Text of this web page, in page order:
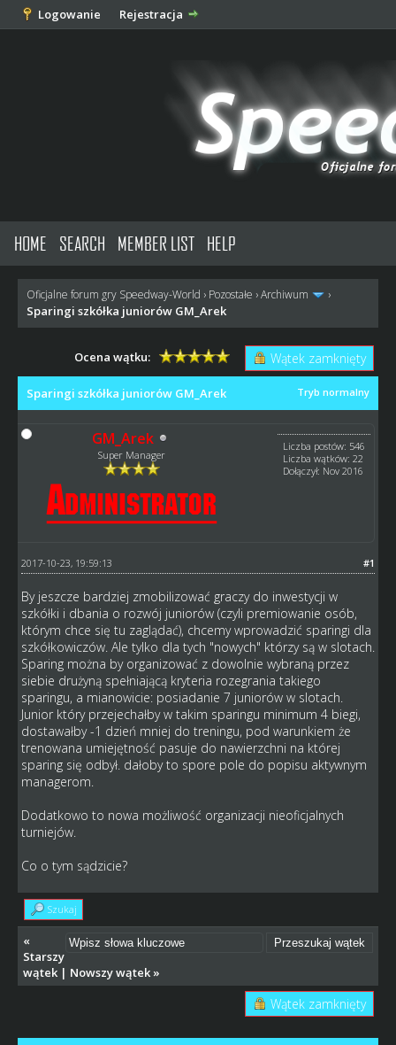
Logowanie Rejestracja
HOME SEARCH MEMBER LIST HELP
Oficjalne forum gry Speedway-World › Pozostałe ›Archiwum ›
Sparingi szkółka juniorów GM_Arek
Wątek zamknięty
Ocena wątku:
Tryb normalny
Sparingi szkółka juniorów GM_Arek
GM_Arek
Super Manager
Liczba postów: 546
Liczba wątków: 22
Dołączył: Nov 2016
#1
2017-10-23, 19:59:13
By jeszcze bardziej zmobilizować graczy do inwestycji w
szkółki i dbania o rozwój juniorów (czyli premiowanie osób,
którym chce się tu zaglądać), chcemy wprowadzić sparingi dla
szkółkowiczów. Ale tylko dla tych "nowych" którzy są w slotach.
Sparing można by organizować z dowolnie wybraną przez
siebie drużyną spełniającą kryteria rozegrania takiego
sparingu, a mianowicie: posiadanie 7 juniorów w slotach.
Junior który przejechałby w takim sparingu minimum 4 biegi,
dostawałby -1 dzień mniej do treningu, pod warunkiem że
trenowana umiejętność pasuje do nawierzchni na której
sparing się odbył. dałoby to spore pole do popisu aktywnym
managerom.
Dodatkowo to nowa możliwość organizacji nieoficjalnych
turniejów.
Co o tym sądzicie?
Szukaj
«
Starszy
wątek| Nowszy wątek»
Wątek zamknięty